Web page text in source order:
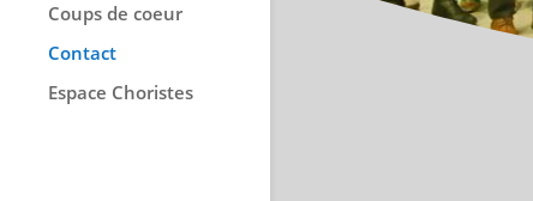
Coups de coeur
Contact
Espace Choristes